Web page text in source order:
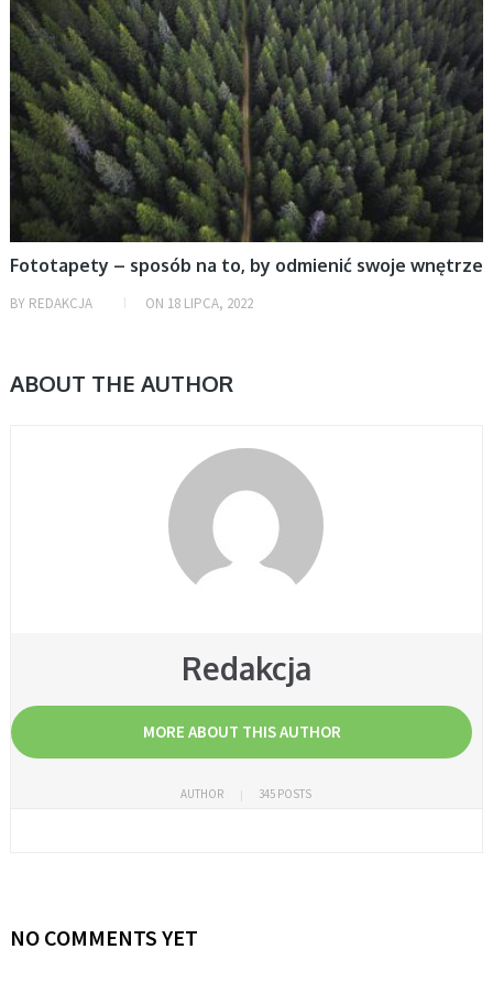
Fototapety – sposób na to, by odmienić swoje wnętrze
BY REDAKCJA ON 18 LIPCA, 2022
ABOUT THE AUTHOR
Redakcja
MORE ABOUT THIS AUTHOR
AUTHOR 345 POSTS
NO COMMENTS YET